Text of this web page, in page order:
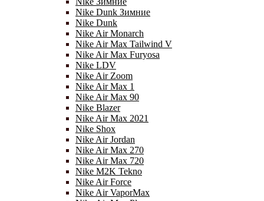
Nike Dunk Зимние
Nike Dunk
Nike Air Monarch
Nike Air Max Tailwind V
Nike Air Max Furyosa
Nike LDV
Nike Air Zoom
Nike Air Max 1
Nike Air Max 90
Nike Blazer
Nike Air Max 2021
Nike Shox
Nike Air Jordan
Nike Air Max 270
Nike Air Max 720
Nike M2K Tekno
Nike Air Force
Nike Air VaporMax